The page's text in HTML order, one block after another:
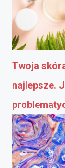
Twoja
najlepsze.